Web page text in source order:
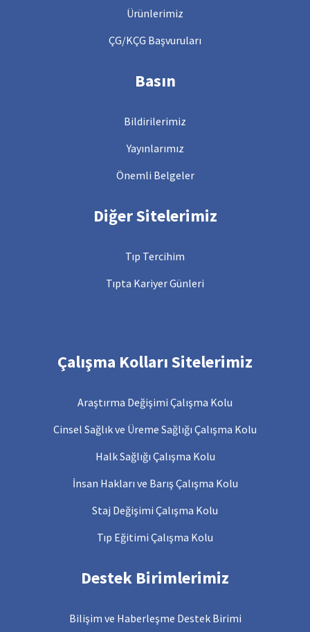
Ürünlerimiz
ÇG/KÇG Başvuruları
Basın
Bildirilerimiz
Yayınlarımız
Önemli Belgeler
Diğer Sitelerimiz
Tıp Tercihim
Tıpta Kariyer Günleri
Çalışma Kolları Sitelerimiz
Araştırma Değişimi Çalışma Kolu
Cinsel Sağlık ve Üreme Sağlığı Çalışma Kolu
Halk Sağlığı Çalışma Kolu
İnsan Hakları ve Barış Çalışma Kolu
Staj Değişimi Çalışma Kolu
Tıp Eğitimi Çalışma Kolu
Destek Birimlerimiz
Bilişim ve Haberleşme Destek Birimi